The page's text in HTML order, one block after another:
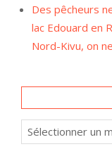
Des pêcheurs
lac Edouard en
Nord-Kivu, on
Nos
archives